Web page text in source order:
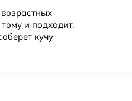
и подходит.
кучу